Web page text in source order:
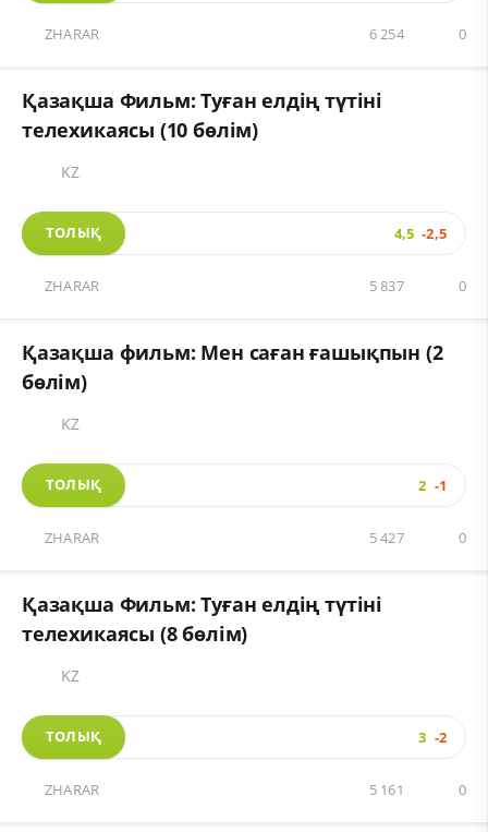
ZHARAR 0
6 254
Қазақша Фильм: Туған елдің түтіні
телехикаясы (10 бөлім)
KZ
ТОЛЫҚ 4,5 -2,5
ZHARAR 0
5 837
Қазақша фильм: Мен саған ғашықпын (2
бөлім)
KZ
ТОЛЫҚ 2 -1
ZHARAR 0
5 427
Қазақша Фильм: Туған елдің түтіні
телехикаясы (8 бөлім)
KZ
ТОЛЫҚ 3 -2
ZHARAR 0
5 161